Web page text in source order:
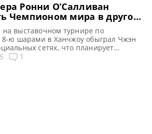
Ронни О’Салливан
Чемпионом мира в другом
«два-три года»
на выставочном турнире по
8-ю шарами в Ханчжоу обыграл Чжэн
сетях, что планирует
успеха и в других
1